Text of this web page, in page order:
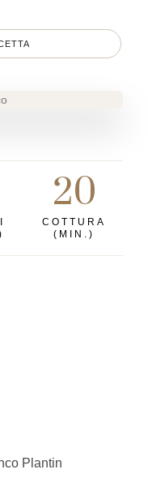
20
COTTURA
(MIN.)
Plantin